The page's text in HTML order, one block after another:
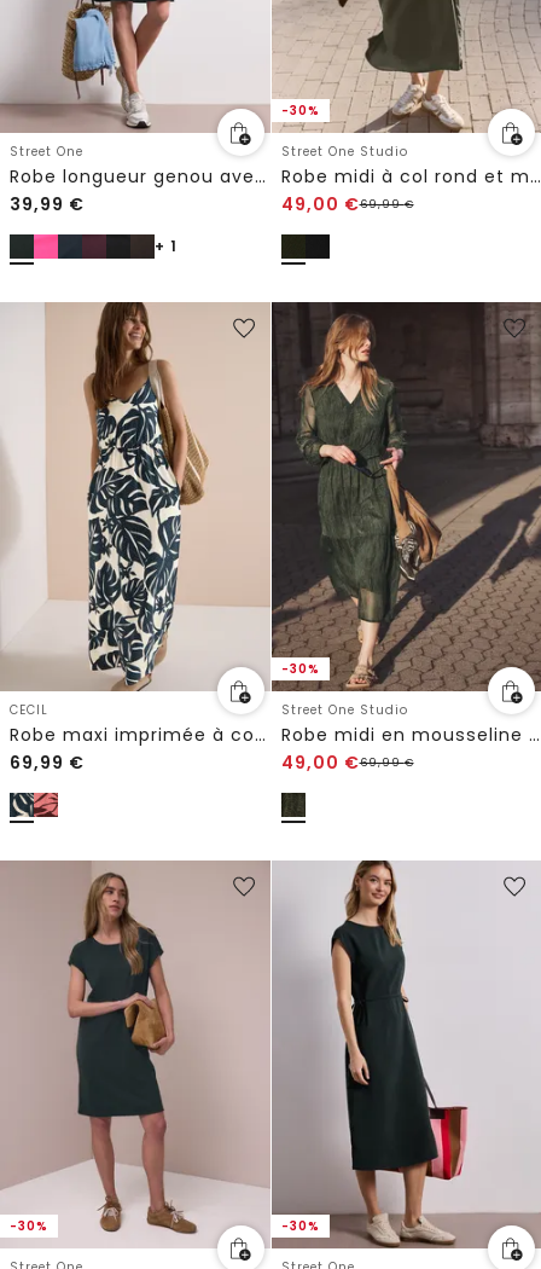
Street One
Robe longueur genou avec bretelles froncées
39,99 €
+ 1
-30%
Street One Studio
Robe midi à col rond et mélange de structures
49,00 €69,99€
CECIL
Robe maxi imprimée à col V
69,99 €
-30%
Street One Studio
Robe midi en mousseline de soie avec imprimé
49,00 €69,99€
-30% -30%